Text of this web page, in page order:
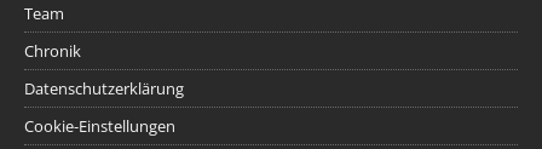
Team
Chronik
Datenschutzerklärung
Cookie-Einstellungen